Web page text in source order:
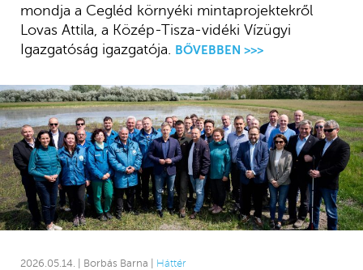
mondja a Cegléd környéki mintaprojektekről
Lovas Attila, a Közép-Tisza-vidéki Vízügyi
Igazgatóság igazgatója.
BŐVEBBEN >>>
2026.05.14. | Borbás Barna | Háttér